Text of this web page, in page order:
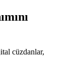
cüzdanlar,